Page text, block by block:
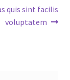
quis sint facilis
voluptatem